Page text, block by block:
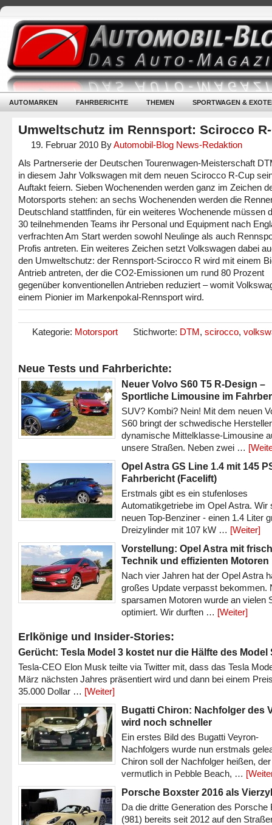
AUTOMARKEN FAHRBERICHTE THEMEN SPORTWAGEN &
Umweltschutz im Rennsport: Scirocco
19. Februar 2010 ByAutomobil-Blog News-Redaktion
Als Partnerserie der Deutschen Tourenwagen-Meisterschaft
in diesem Jahr Volkswagen mit dem neuen Scirocco R-Cup
Auftakt feiern. Sieben Wochenenden werden ganz im Zeichen
Motorsports stehen: an sechs Wochenenden werden die
Deutschland stattfinden, für ein weiteres Wochenende müssen
30 teilnehmenden Teams ihr Personal und Equipment nach
verfrachten Am Start werden sowohl Neulinge als auch
Profis antreten. Ein weiteres Zeichen setzt Volkswagen dabei
den Umweltschutz: der Rennsport-Scirocco R wird mit einem
Antrieb antreten, der die CO2-Emissionen um rund 80 Prozent
gegenüber konventionellen Antrieben reduziert – womit
einem Pionier im Markenpokal-Rennsport wird.
Kategorie: Motorsport Stichworte: DTM, scirocco,
Neue Tests und Fahrberichte:
Neuer Volvo S60 T5 R-Design –
Sportliche Limousine im
SUV? Kombi? Nein! Mit dem neuen
S60 bringt der schwedische
dynamische Mittelklasse-Limousine
unsere Straßen. Neben zwei …
Opel Astra GS Line 1.4 mit 145
Fahrbericht (Facelift)
Erstmals gibt es ein stufenloses
Automatikgetriebe im Opel Astra. Wir
neuen Top-Benziner - einen 1.4 Liter
Dreizylinder mit 107 kW … [Weiter]
Vorstellung: Opel Astra mit
Technik und effizienten Motoren
Nach vier Jahren hat der Opel Astra
großes Update verpasst bekommen.
sparsamen Motoren wurde an vielen
optimiert. Wir durften … [Weiter]
Erlkönige und Insider-Stories:
Gerücht: Tesla Model 3 kostet nur die Hälfte des Model
Tesla-CEO Elon Musk teilte via Twitter mit, dass das Tesla
März nächsten Jahres präsentiert wird und dann bei einem
35.000 Dollar … [Weiter]
Bugatti Chiron: Nachfolger des
wird noch schneller
Ein erstes Bild des Bugatti Veyron-
Nachfolgers wurde nun erstmals
Chiron soll der Nachfolger heißen, der
vermutlich in Pebble Beach, …
Porsche Boxster 2016 als
Da die dritte Generation des Porsche
(981) bereits seit 2012 auf den